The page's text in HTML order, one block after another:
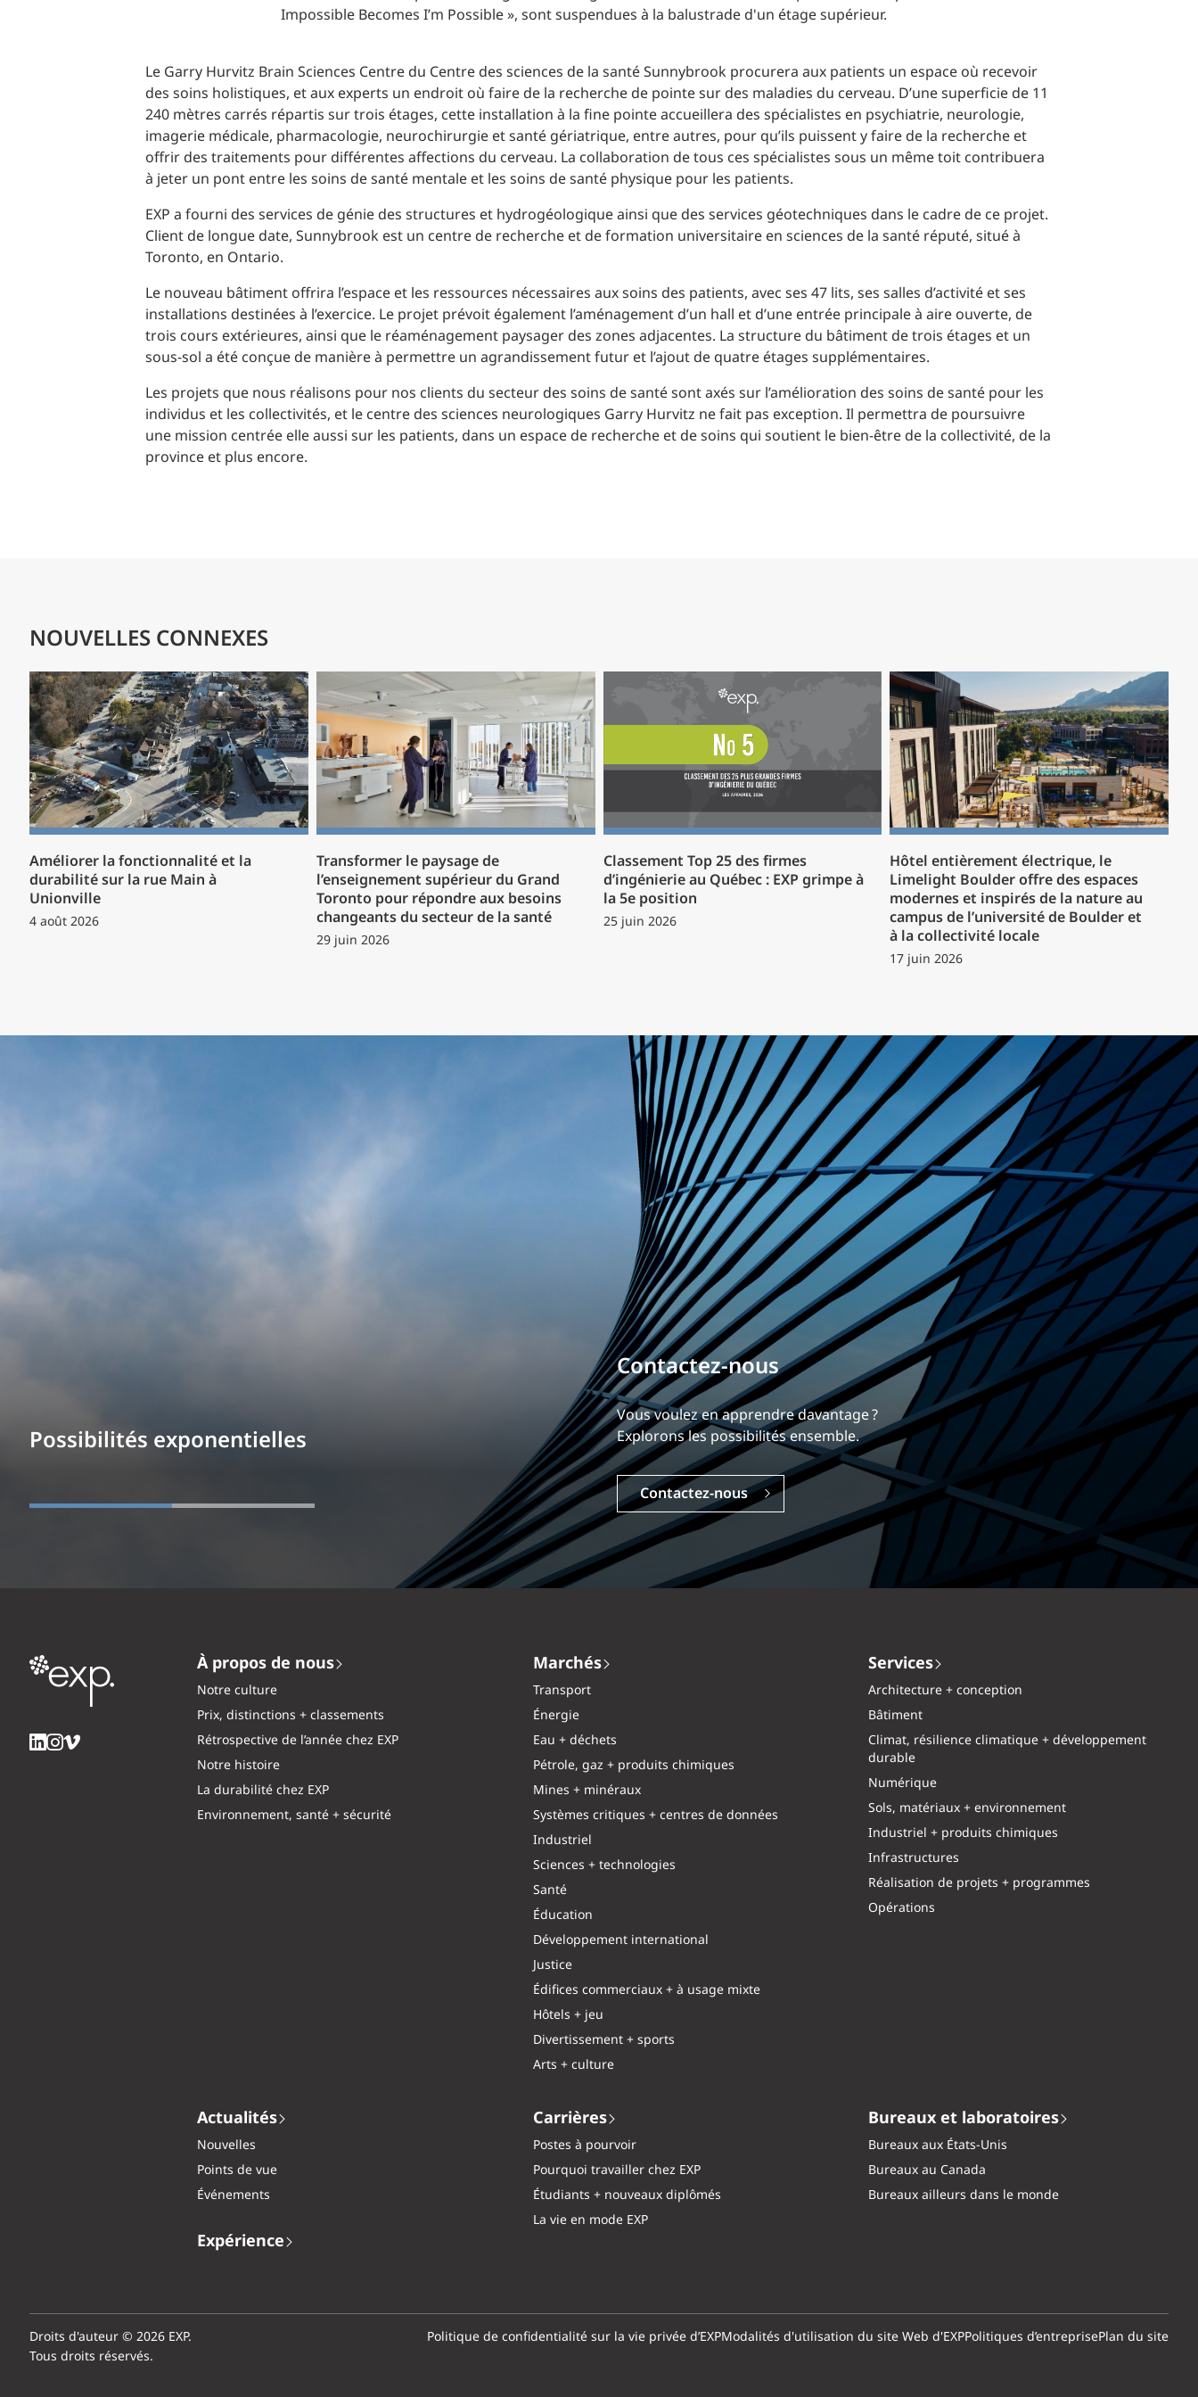
Production d’électricité + énergies renouvelables
Biocarburants + valorisation énergétique des
EAU + DÉCHETS
DONNÉES
INDUSTRIEL
SCIENCES + TECHNOLOGIES
SANTÉ
Commerce de détail
HÔTELS + JEU
DIVERTISSEMENT + SPORTS
ARTS + CULTURE
Planification des transports
Le Garry Hurvitz Brain Sciences Centre du Centre des sciences de la santé Sunnybrook procurera aux patients un espace où recevoir
des soins holistiques, et aux experts un endroit où faire de la recherche de pointe sur des maladies du cerveau. D’une superficie de 11
240 mètres carrés répartis sur trois étages, cette installation à la fine pointe accueillera des spécialistes en psychiatrie, neurologie,
imagerie médicale, pharmacologie, neurochirurgie et santé gériatrique, entre autres, pour qu’ils puissent y faire de la recherche et
offrir des traitements pour différentes affections du cerveau. La collaboration de tous ces spécialistes sous un même toit contribuera
à jeter un pont entre les soins de santé mentale et les soins de santé physique pour les patients.
EXP a fourni des services de génie des structures et hydrogéologique ainsi que des services géotechniques dans le cadre de ce projet.
Client de longue date, Sunnybrook est un centre de recherche et de formation universitaire en sciences de la santé réputé, situé à
Toronto, en Ontario.
Le nouveau bâtiment offrira l’espace et les ressources nécessaires aux soins des patients, avec ses 47 lits, ses salles d’activité et ses
installations destinées à l’exercice. Le projet prévoit également l’aménagement d’un hall et d’une entrée principale à aire ouverte, de
trois cours extérieures, ainsi que le réaménagement paysager des zones adjacentes. La structure du bâtiment de trois étages et un
sous-sol a été conçue de manière à permettre un agrandissement futur et l’ajout de quatre étages supplémentaires.
Les projets que nous réalisons pour nos clients du secteur des soins de santé sont axés sur l’amélioration des soins de santé pour les
individus et les collectivités, et le centre des sciences neurologiques Garry Hurvitz ne fait pas exception. Il permettra de poursuivre
une mission centrée elle aussi sur les patients, dans un espace de recherche et de soins qui soutient le bien-être de la collectivité, de la
province et plus encore.
NOUVELLES CONNEXES
Améliorer la fonctionnalité et la
durabilité sur la rue Main à
Unionville
4 août 2026
Transformer le paysage de
l’enseignement supérieur du Grand
Toronto pour répondre aux besoins
changeants du secteur de la santé
29 juin 2026
Classement Top 25 des firmes
d’ingénierie au Québec : EXP grimpe à
la 5e position
25 juin 2026
Hôtel entièrement électrique, le
Limelight Boulder offre des espaces
modernes et inspirés de la nature au
campus de l’université de Boulder et
à la collectivité locale
17 juin 2026
Possibilités exponentielles
Contactez-nous
Vous voulez en apprendre davantage ?
Explorons les possibilités ensemble.
Contactez-nous
Bâtissez votre carrière
Notre expérience est ce qui nous différencie.
Explorez une carrière dynamique et gratifiante chez EXP.
Carrières
À propos de nous
Notre culture
Prix, distinctions + classements
Rétrospective de l’année chez EXP
Notre histoire
La durabilité chez EXP
Environnement, santé + sécurité
Marchés
Transport
Énergie
Eau + déchets
Pétrole, gaz + produits chimiques
Mines + minéraux
Systèmes critiques + centres de données
Industriel
Sciences + technologies
Santé
Éducation
Développement international
Justice
Édifices commerciaux + à usage mixte
Hôtels + jeu
Divertissement + sports
Arts + culture
Services
Architecture + conception
Bâtiment
Climat, résilience climatique + développement
durable
Numérique
Sols, matériaux + environnement
Industriel + produits chimiques
Infrastructures
Réalisation de projets + programmes
Opérations
Actualités
Nouvelles
Points de vue
Événements
Expérience
Carrières
Postes à pourvoir
Pourquoi travailler chez EXP
Étudiants + nouveaux diplômés
La vie en mode EXP
Bureaux et laboratoires
Bureaux aux États-Unis
Bureaux au Canada
Bureaux ailleurs dans le monde
Droits d'auteur © 2026 EXP.
Tous droits réservés.
Politique de confidentialité sur la vie privée d’EXPModalités d'utilisation du site Web d'EXPPolitiques d’entreprisePlan du site